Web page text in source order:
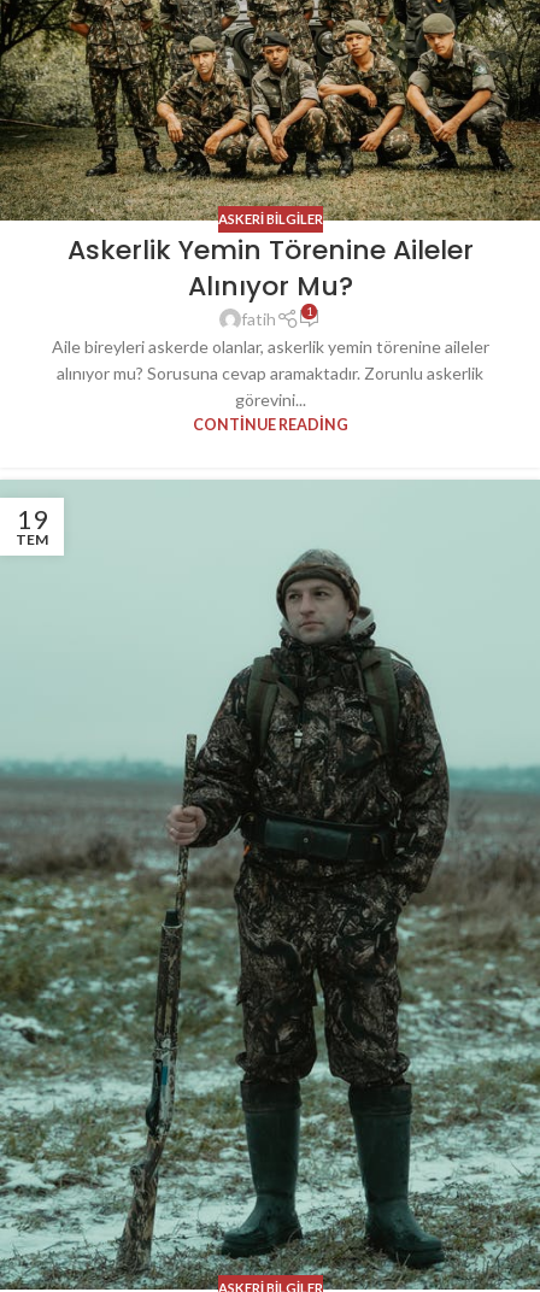
ASKERI BILGILER
Askerlik Yemin Törenine Aileler
Alınıyor Mu?
fatih 1
Aile bireyleri askerde olanlar, askerlik yemin törenine aileler
alınıyor mu? Sorusuna cevap aramaktadır. Zorunlu askerlik
görevini...
CONTINUE READING
19
TEM
ASKERI BILGILER